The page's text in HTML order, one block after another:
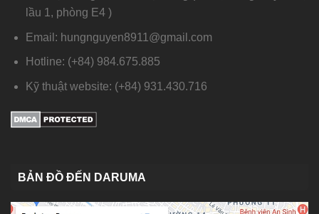
lầu 1, phòng E4 )
Email: hungnguyen8911@gmail.com
Hotline: (+84) 984.675.885
Kỹ thuật website: (+84) 931.430.716
BẢN ĐỒ ĐẾN DARUMA